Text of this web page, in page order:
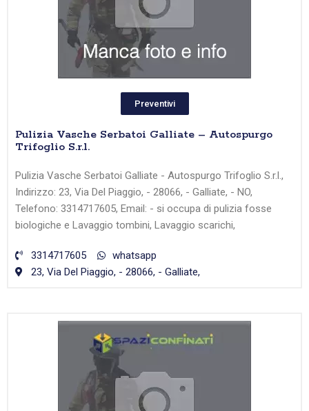
Preventivi
Pulizia Vasche Serbatoi Galliate – Autospurgo
Trifoglio S.r.l.
Pulizia Vasche Serbatoi Galliate - Autospurgo Trifoglio S.r.l.,
Indirizzo: 23, Via Del Piaggio, - 28066, - Galliate, - NO,
Telefono: 3314717605, Email: - si occupa di pulizia fosse
biologiche e Lavaggio tombini, Lavaggio scarichi,
3314717605
whatsapp
23, Via Del Piaggio, - 28066, - Galliate,